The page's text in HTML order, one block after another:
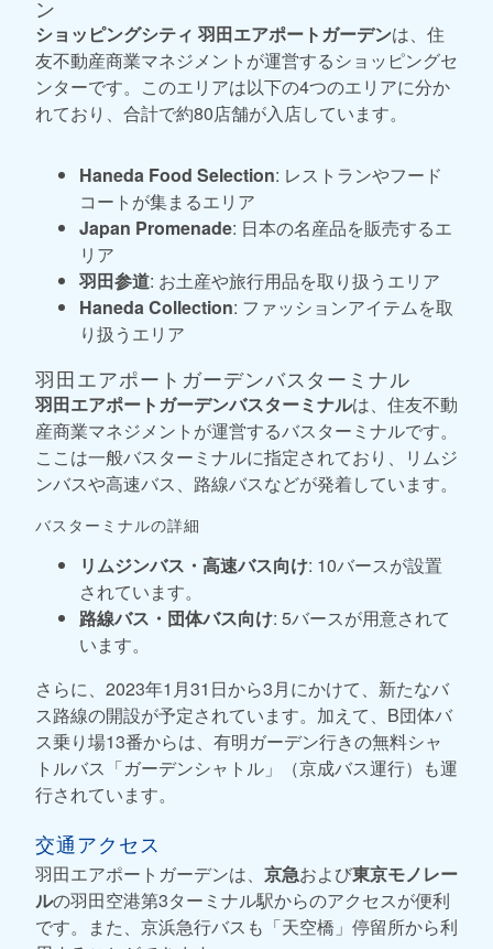
ン
ショッピングシティ 羽田エアポートガーデンは、住
友不動産商業マネジメントが運営するショッピングセ
ンターです。このエリアは以下の4つのエリアに分か
れており、合計で約80店舗が入店しています。
Haneda Food Selection: レストランやフード
コートが集まるエリア
Japan Promenade: 日本の名産品を販売するエ
リア
羽田参道: お土産や旅行用品を取り扱うエリア
Haneda Collection: ファッションアイテムを取
り扱うエリア
羽田エアポートガーデンバスターミナル
羽田エアポートガーデンバスターミナルは、住友不動
産商業マネジメントが運営するバスターミナルです。
ここは一般バスターミナルに指定されており、リムジ
ンバスや高速バス、路線バスなどが発着しています。
バスターミナルの詳細
リムジンバス・高速バス向け: 10バースが設置
されています。
路線バス・団体バス向け: 5バースが用意されて
います。
さらに、2023年1月31日から3月にかけて、新たなバ
ス路線の開設が予定されています。加えて、B団体バ
ス乗り場13番からは、有明ガーデン行きの無料シャ
トルバス「ガーデンシャトル」（京成バス運行）も運
行されています。
交通アクセス
羽田エアポートガーデンは、 京急および東京モノレー
ルの羽田空港第3ターミナル駅からのアクセスが便利
です。また、京浜急行バスも「天空橋」停留所から利